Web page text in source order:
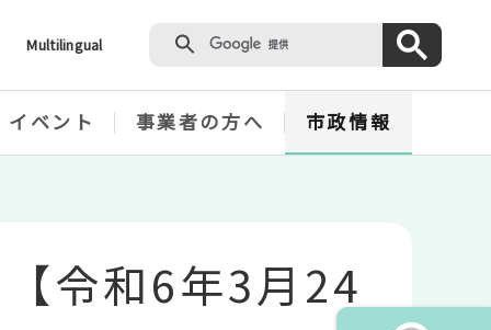
Multilingual
イベント 事業者の方へ 市政情報
令和6年3月24